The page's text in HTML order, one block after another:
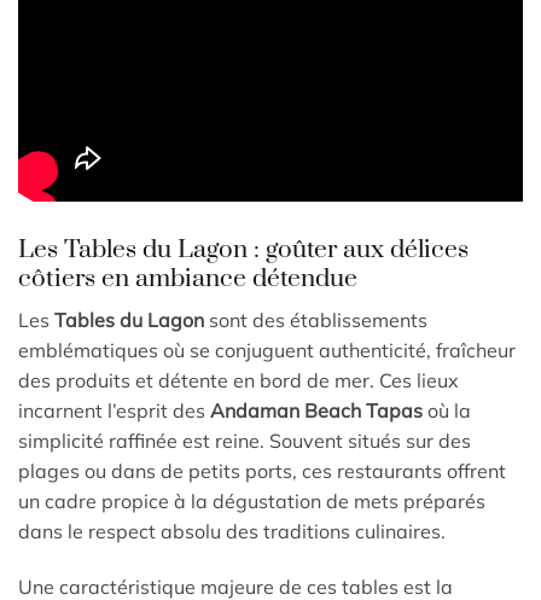
Les Tables du Lagon : goûter aux délices
côtiers en ambiance détendue
Les Tables du Lagon sont des établissements
emblématiques où se conjuguent authenticité, fraîcheur
des produits et détente en bord de mer. Ces lieux
incarnent l’esprit des Andaman Beach Tapas où la
simplicité raffinée est reine. Souvent situés sur des
plages ou dans de petits ports, ces restaurants offrent
un cadre propice à la dégustation de mets préparés
dans le respect absolu des traditions culinaires.
Une caractéristique majeure de ces tables est la